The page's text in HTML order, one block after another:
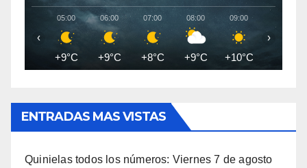
05:00
+9°C
06:00
+9°C
07:00
+8°C
08:00
+9°C
09:00
+10°C +12°C
‹ ›
ENTRADAS MAS VISTAS
Quinielas todos los números: Viernes 7 de agosto